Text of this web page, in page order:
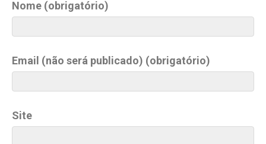
Nome (obrigatório)
Email (não será publicado) (obrigatório)
Site